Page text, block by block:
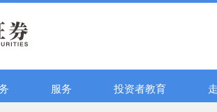
服务 投资者教育